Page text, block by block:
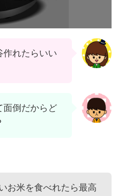
作れたらいい
面倒だからど
お米を食べれたら最高